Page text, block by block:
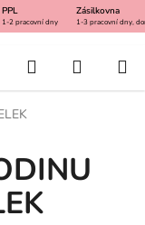
PPL Zásilkovna
1-2 pracovní dny 1-3 pracovní dny,
Hledat
KOŠÍK